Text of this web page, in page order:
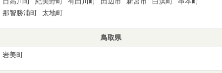
那智勝浦町
太地町
鳥取県
岩美町